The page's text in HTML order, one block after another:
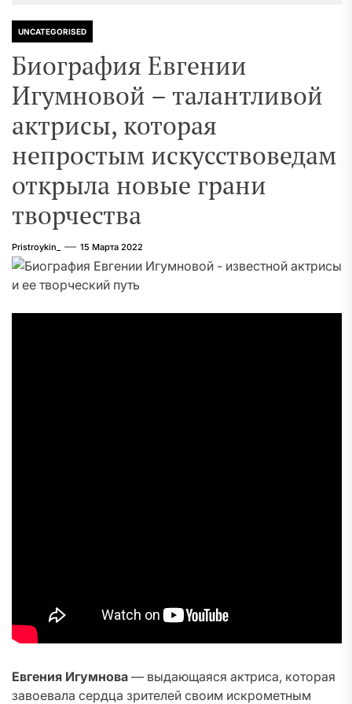
UNCATEGORISED
Биография Евгении
Игумновой – талантливой
актрисы, которая
непростым искусствоведам
открыла новые грани
творчества
Pristroykin_ 15 Марта 2022
Евгения Игумнова — выдающаяся актриса, которая
завоевала сердца зрителей своим искрометным